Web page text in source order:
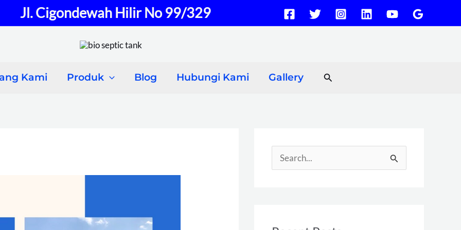
Jl. Cigondewah Hilir No 99/329
Kami Produk Blog Hubungi Kami Gallery Search